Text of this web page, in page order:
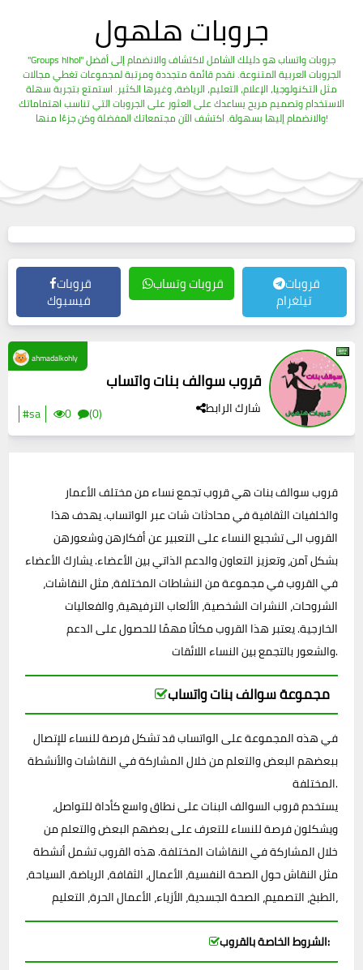
جروبات هلهول
"Groups hlhol" جروبات واتساب هو دليلك الشامل لاكتشاف والانضمام إلى أفضل
الجروبات العربية المتنوعة. نقدم قائمة متجددة ومرتبة لمجموعات تغطي مجالات
مثل التكنولوجيا، الإعلام، التعليم، الرياضة، وغيرها الكثير. استمتع بتجربة سهلة
الاستخدام وتصميم مريح يساعدك على العثور على الجروبات التي تناسب اهتماماتك
والانضمام إليها بسهولة. اكتشف الآن مجتمعاتك المفضلة وكن جزءًا منها!
قروبات
فيسبوك
قروبات وتساب قروبات
تيلغرام
قروب سوالف بنات واتساب
شارك الرابط #sa 0 (0)
ahmadalkohly
قروب سوالف بنات هي قروب تجمع نساء من مختلف الأعمار
والخلفيات الثقافية في محادثات شات عبر الواتساب. يهدف هذا
القروب الى تشجيع النساء على التعبير عن أفكارهن وشعورهن
بشكل آمن، وتعزيز التعاون والدعم الذاتي بين الأعضاء. يشارك الأعضاء
في القروب في مجموعة من النشاطات المختلفة، مثل النقاشات،
الشروحات، النشرات الشخصية، الألعاب الترفيهية، والفعاليات
الخارجية. يعتبر هذا القروب مكانًا مهمًا للحصول على الدعم
والشعور بالتجمع بين النساء اللائقات.
مجموعة سوالف بنات واتساب
في هذه المجموعة على الواتساب قد تشكل فرصة للنساء للإتصال
ببعضهم البعض والتعلم من خلال المشاركة في النقاشات والأنشطة
المختلفة.
يستخدم قروب السوالف البنات على نطاق واسع كأداة للتواصل،
ويشكلون فرصة للنساء للتعرف على بعضهم البعض والتعلم من
خلال المشاركة في النقاشات المختلفة. هذه القروب تشمل أنشطة
مثل النقاش حول الصحة النفسية، الأعمال، الثقافة، الرياضة، السياحة،
الطبخ، التصميم، الصحة الجسدية، الأزياء، الأعمال الحرة، التعليم،
الشروط الخاصة بالقروب: